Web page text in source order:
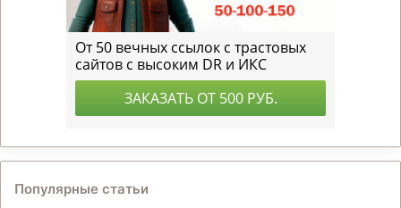
Популярные статьи